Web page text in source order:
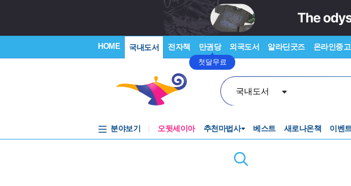
HOME 국내도서 전자책 만권당
첫달무료
외국도서 알라딘굿즈 온라인중고
국내도서
분야보기 오뒷세이아 추천마법사 베스트 새로나온책 이벤